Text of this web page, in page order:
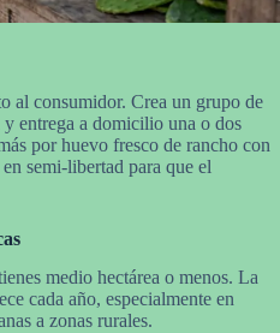
al consumidor. Crea un grupo de
entrega a domicilio una o dos
por huevo fresco de rancho con
semi-libertad para que el
medio hectárea o menos. La
cada año, especialmente en
a zonas rurales.